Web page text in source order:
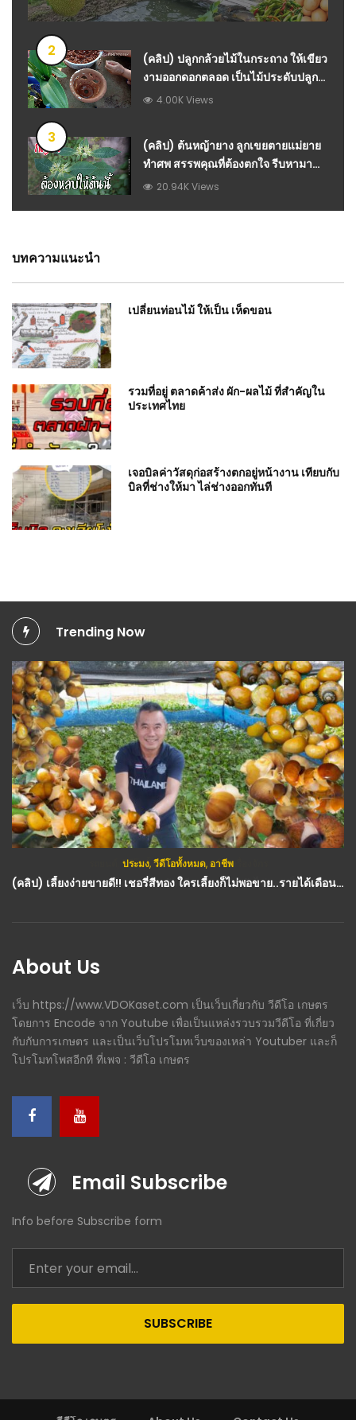
2
(คลิป) ปลูกกล้วยไม้ในกระถาง ให้เขียว
งามออกดอกตลอด เป็นไม้ประดับปลูก
ไว้ไหว้พระปลูกง่ายๆ ทองปาน ปลูกผัก :
4.00K Views
3
(คลิป) ต้นหญ้ายาง ลูกเขยตายแม่ยาย
ทำศพ สรรพคุณที่ต้องตกใจ รีบหามา
ปลูกด่วนเลย : สมุนไพร วีดีโอ เกษตร
20.94K Views
บทความแนะนำ
เปลี่ยนท่อนไม้ ให้เป็น เห็ดขอน
รวมที่อยู่ ตลาดค้าส่ง ผัก-ผลไม้ ที่สำคัญใน
ประเทศไทย
เจอบิลค่าวัสดุก่อสร้างตกอยู่หน้างาน เทียบกับ
บิลที่ช่างให้มา ไล่ช่างออกทันที
Trending Now
ประมง,วีดีโอทั้งหมด, อาชีพ
(คลิป) เลี้ยงง่ายขายดี!! เชอรี่สีทอง ใครเลี้ยงก็ไม่พอขาย..รายได้เดือนละหลายหมื่น : วีดีโอ เกษตร
About Us
เว็บ https://www.VDOKaset.com เป็นเว็บเกี่ยวกับ วีดีโอ เกษตร
โดยการ Encode จาก Youtube เพื่อเป็นแหล่งรวบรวมวีดีโอ ที่เกี่ยว
กับกับการเกษตร และเป็นเว็บโปรโมทเว็บของเหล่า Youtuber และก็
โปรโมทโพสอีกที ที่เพจ : วีดีโอ เกษตร
Email Subscribe
Info before Subscribe form
SUBSCRIBE